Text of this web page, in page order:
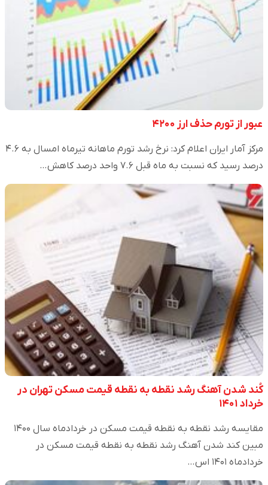
عبور از تورم حذف ارز ۴۲۰۰
مرکز آمار ایران اعلام کرد: نرخ رشد تورم ماهانه تیرماه امسال به ۴.۶
درصد رسید که نسبت به ماه قبل ۷.۶ واحد درصد کاهش…
کُند شدن آهنگ رشد نقطه به نقطه قیمت مسکن تهران در
خرداد ۱۴۰۱
مقایسه رشد نقطه به نقطه قیمت مسکن در خردادماه سال ۱۴۰۰
مبین کند شدن آهنگ رشد نقطه به نقطه قیمت مسکن در
خردادماه ۱۴۰۱ اس…